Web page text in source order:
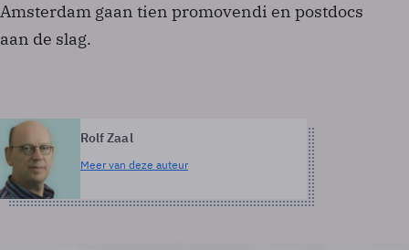
Amsterdam gaan tien promovendi en postdocs
aan de slag.
Rolf Zaal
Meer van deze auteur